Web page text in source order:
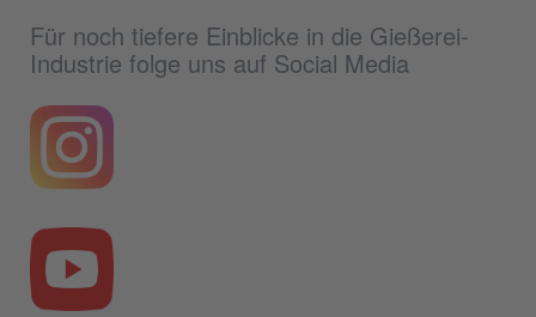
Für noch tiefere Einblicke in die Gießerei-
Industrie folge uns auf Social Media